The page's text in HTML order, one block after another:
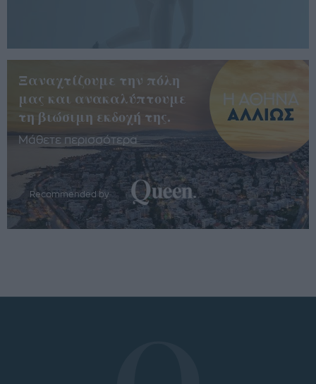
Ξαναχτίζουμε την πόλη
μας και ανακαλύπτουμε
τη βιώσιμη εκδοχή της.
Μάθετε περισσότερα
Recommended by